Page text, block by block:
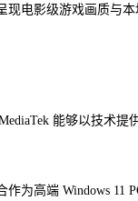
现电影级游戏画质与本
能够以技术提
作为高端 Windows 11